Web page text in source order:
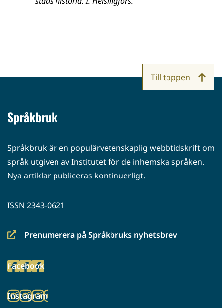
Språkbruk
Språkbruk är en populärvetenskaplig webbtidskrift om
språk utgiven av Institutet för de inhemska språken.
Nya artiklar publiceras kontinuerligt.
ISSN 2343-0621
Prenumerera på Språkbruks nyhetsbrev
(siirryt
palveluun)
Facebook
(siirryt
palveluun)
Instagram
(siirryt
Till toppen